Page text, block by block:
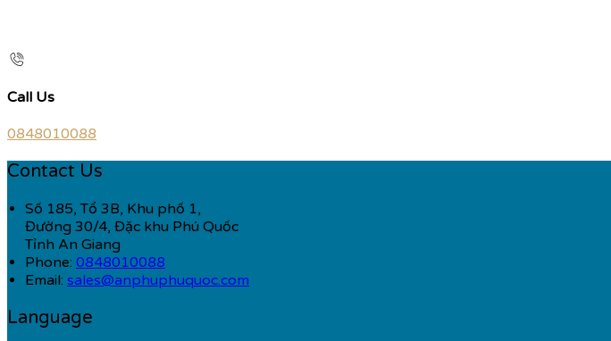
Call Us
0848010088
Contact Us
Số 185, Tổ 3B, Khu phố 1,
Đường 30/4, Đặc khu Phú Quốc
Tỉnh An Giang
Phone: 0848010088
Email: sales@anphuphuquoc.com
Language